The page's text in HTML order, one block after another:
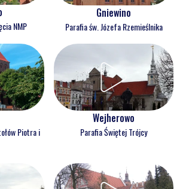
NMP
Gniewino
Parafia św. Józefa Rzemieślnika
Piotra i
Wejherowo
Parafia Świętej Trójcy